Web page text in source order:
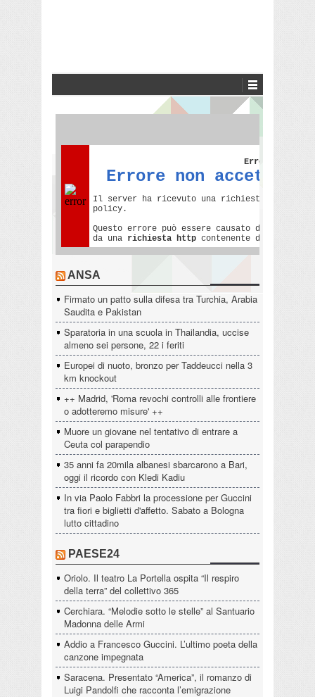
ANSA
Firmato un patto sulla difesa tra Turchia, Arabia
Saudita e Pakistan
Sparatoria in una scuola in Thailandia, uccise
almeno sei persone, 22 i feriti
Europei di nuoto, bronzo per Taddeucci nella 3
km knockout
++ Madrid, 'Roma revochi controlli alle frontiere
o adotteremo misure' ++
Muore un giovane nel tentativo di entrare a
Ceuta col parapendio
35 anni fa 20mila albanesi sbarcarono a Bari,
oggi il ricordo con Kledi Kadiu
In via Paolo Fabbri la processione per Guccini
tra fiori e biglietti d'affetto. Sabato a Bologna
lutto cittadino
PAESE24
Oriolo. Il teatro La Portella ospita “Il respiro
della terra” del collettivo 365
Cerchiara. “Melodie sotto le stelle” al Santuario
Madonna delle Armi
Addio a Francesco Guccini. L’ultimo poeta della
canzone impegnata
Saracena. Presentato “America”, il romanzo di
Luigi Pandolfi che racconta l’emigrazione